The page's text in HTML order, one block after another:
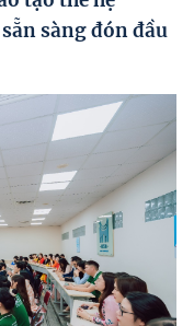
sàng đón đầu